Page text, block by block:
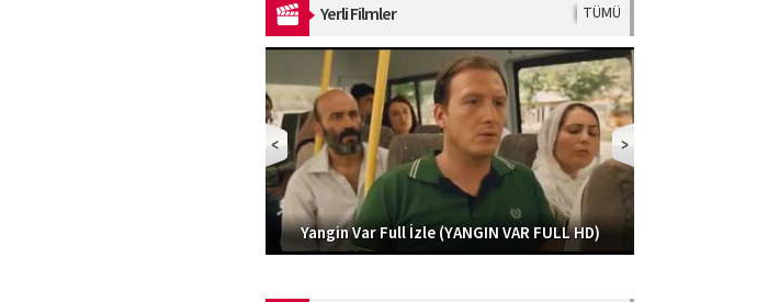
Yerli Filmler TÜMÜ
Yangin Var Full İzle (YANGIN VAR FULL HD)
Nasipse Olur | Komedi Filmi Tek Parça İzle